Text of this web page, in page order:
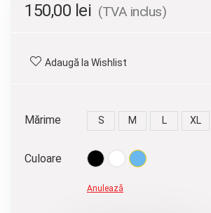
150,00 lei (TVA inclus)
Adaugă la Wishlist
Mărime S M L XL
Culoare
Anulează